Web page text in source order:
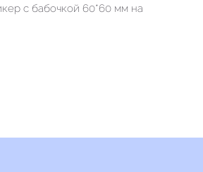
с бабочкой 60*60 мм на